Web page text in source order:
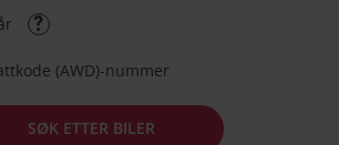
(AWD)-nummer
SØK ETTER BILER